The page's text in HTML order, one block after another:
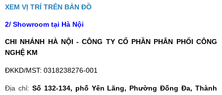
XEM VỊ TRÍ TRÊN BẢN ĐỒ
2/ Showroom tại Hà Nội
CHI NHÁNH HÀ NỘI - CÔNG TY CỔ PHẦN PHÂN PHỐI CÔNG
NGHỆ KM
ĐKKD/MST: 0318238276-001
Địa chỉ: Số 132-134, phố Yên Lãng, Phường Đống Đa, Thành